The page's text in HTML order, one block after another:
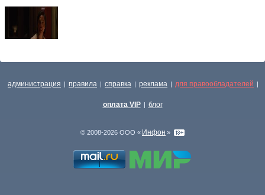
администрация | правила | справка | реклама | для правообладателей |
оплата VIP | блог
© 2008-2026 ООО « Инфон »